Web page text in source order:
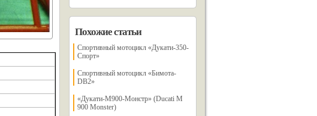
Похожие статьи
Спортивный мотоцикл «Дукати-350-
Спорт»
Спортивный мотоцикл «Бимота-
DВ2»
«Дукати-М900-Монстр» (Ducati M
900 Monster)